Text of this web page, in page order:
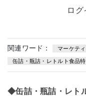
ロ
関連ワード： マーケテ
缶詰・瓶詰・レトルト食品
◆缶詰・瓶詰・レト